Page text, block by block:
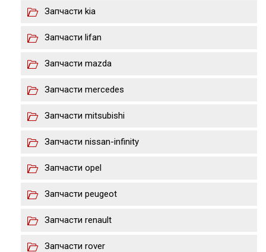
Запчасти kia
Запчасти lifan
Запчасти mazda
Запчасти merсedes
Запчасти mitsubishi
Запчасти nissan-infinity
Запчасти opel
Запчасти peugeot
Запчасти renault
Запчасти rover